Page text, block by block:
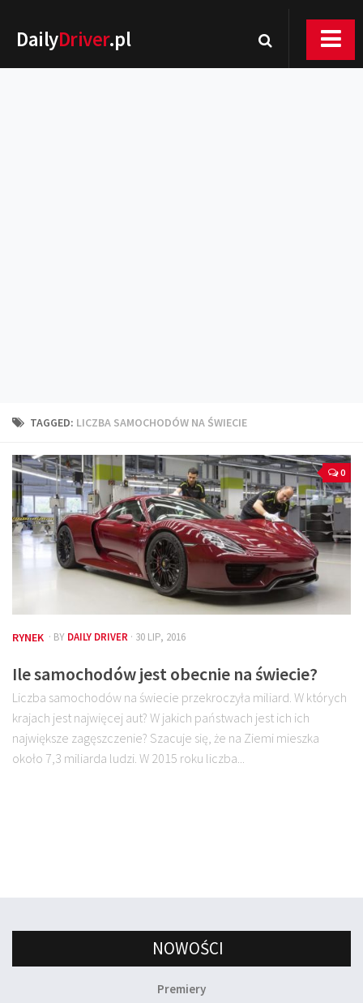
DailyDriver.pl
Technika jazdy
Kalkulatory
Przelicznik mocy
Auto z niemiec
TAGGED: LICZBA SAMOCHODÓW NA ŚWIECIE
0
RYNEK · BY DAILY DRIVER · 30 LIP, 2016
Ile samochodów jest obecnie na świecie?
Liczba samochodów na świecie przekroczyła miliard. W których
krajach jest najwięcej aut? W jakich państwach jest ich ich
największe zagęszczenie? Szacuje się, że na Ziemi mieszka
około 7,3 miliarda ludzi. W 2015 roku liczba...
NOWOŚCI
Premiery